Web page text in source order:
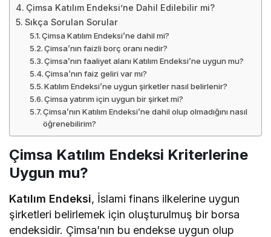
Çimsa Katılım Endeksi’ne Dahil Edilebilir mi?
Sıkça Sorulan Sorular
Çimsa Katılım Endeksi’ne dahil mi?
Çimsa’nın faizli borç oranı nedir?
Çimsa’nın faaliyet alanı Katılım Endeksi’ne uygun mu?
Çimsa’nın faiz geliri var mı?
Katılım Endeksi’ne uygun şirketler nasıl belirlenir?
Çimsa yatırım için uygun bir şirket mi?
Çimsa’nın Katılım Endeksi’ne dahil olup olmadığını nasıl
öğrenebilirim?
Çimsa Katılım Endeksi Kriterlerine
Uygun mu?
Katılım Endeksi, İslami finans ilkelerine uygun
şirketleri belirlemek için oluşturulmuş bir borsa
endeksidir. Çimsa’nın bu endekse uygun olup